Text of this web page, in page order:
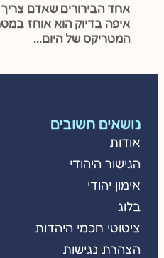
אחד הבירורים שאדם
איפה בדיוק הוא אוחז
המטריקס של היום...
נושאים חשובים
אודות
הגישור היהודי
אימון יהודי
בלוג
ציטוטי חכמי היהדות
הצהרת נגישות